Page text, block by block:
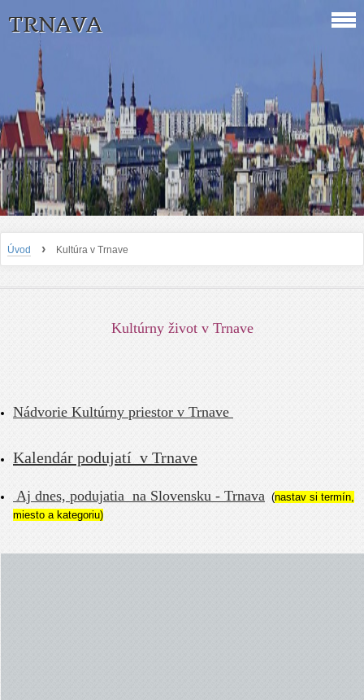
TRNAVA
Úvod › Kultúra v Trnave
Kultúrny život v Trnave
Nádvorie Kultúrny priestor v Trnave
Kalendár podujatí v Trnave
Aj dnes, podujatia na Slovensku - Trnava (nastav si termín,
miesto a kategoriu)